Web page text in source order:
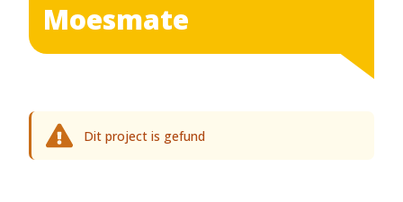
Moesmate
Dit project is gefund